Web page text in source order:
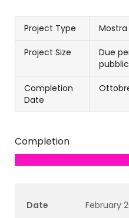
Project Type
Project Size
Due
Completion
Date
Completion
Date
February